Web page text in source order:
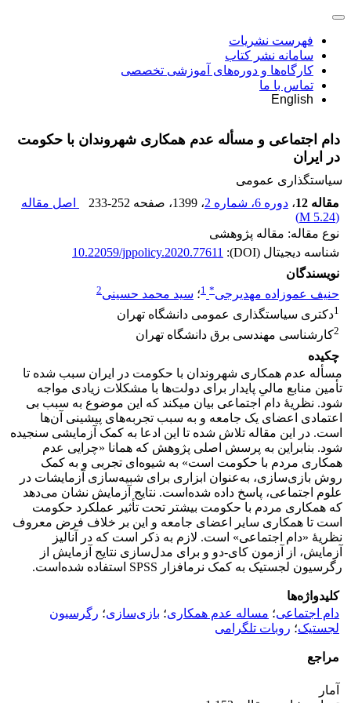
فهرست نشریات
سامانه نشر کتاب
کارگاه‌ها و دوره‌های آموزشی تخصصی
تماس با ما
English
دام اجتماعی و مسأله عدم همکاری شهروندان با حکومت
در ایران
سیاستگذاری عمومی
مقاله 12
، دوره 6، شماره 2 ، 1399 ، صفحه 233-252
اصل مقاله
(
5.24 M
)
نوع مقاله: مقاله پژوهشی
شناسه دیجیتال (DOI):
10.22059/jppolicy.2020.77611
نویسندگان
حنیف عموزاده مهدیرجی*
1؛ سید محمد حسینی2
1دکتری سیاستگذاری عمومی دانشگاه تهران
2کارشناسی مهندسی برق دانشگاه تهران
چکیده
مسأله عدم همکاری شهروندان با حکومت در ایران سبب شده تا
تأمین منابع مالیِ پایدار برای دولت­‌ها با مشکلات زیادی مواجه
شود. نظریۀ دام اجتماعی بیان می­کند که این موضوع به سبب بی­‌
اعتمادی اعضای یک جامعه و به سبب تجربه­‌های پیشینی آن­‌ها
است. در این مقاله تلاش شده تا این ادعا به کمک آزمایشی سنجیده
شود. بنابراین به پرسش اصلی پژوهش که همانا «چرایی عدم
همکاری مردم با حکومت است» به شیوه‌­ای تجربی و به کمک
روش بازی­‌سازی، به‌­عنوان ابزاری برای شبیه­‌سازی آزمایشات در
علوم اجتماعی، پاسخ داده شده‌است. نتایج آزمایش نشان می­‌دهد
که همکاری مردم با حکومت بیشتر تحت تأثیر عملکرد حکومت
است تا همکاری سایر اعضای جامعه و این بر خلاف فرض معروف
نظریۀ «دام اجتماعی» است. لازم به ذکر است که در آنالیز
آزمایش، از آزمون کای-دو و برای مدل‌سازی نتایج آزمایش از
رگرسیون لجستیک به کمک نرم­افزار SPSS استفاده شده‌است.
کلیدواژه‌ها
دام اجتماعی؛ مساله عدم همکاری؛ بازی‌سازی؛ رگرسیون
لجستیک؛ روبات تلگرامی
مراجع
آمار